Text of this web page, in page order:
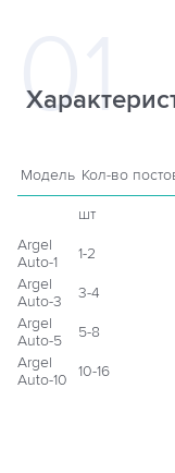
Модель Кол-во
шт
Argel
Auto-1
1-2
Argel
Auto-3
3-4
Argel
Auto-5
5-8
Argel
Auto-10
10-16